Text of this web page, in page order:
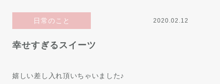
日常のこと 2020.02.12
幸せすぎるスイーツ
嬉しい差し入れ頂いちゃいました♪